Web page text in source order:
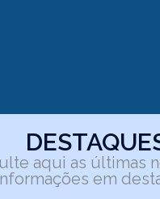
aqui as últimas
em